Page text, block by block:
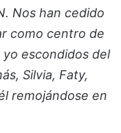
Nos han cedido
como centro de
yo escondidos del
Silvia, Faty,
remojándose en